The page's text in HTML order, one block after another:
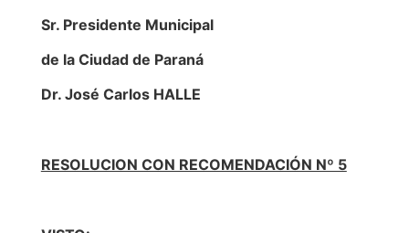
Sr. Presidente Municipal
de la Ciudad de Paraná
Dr. José Carlos HALLE
RESOLUCION CON RECOMENDACIÓN Nº 5